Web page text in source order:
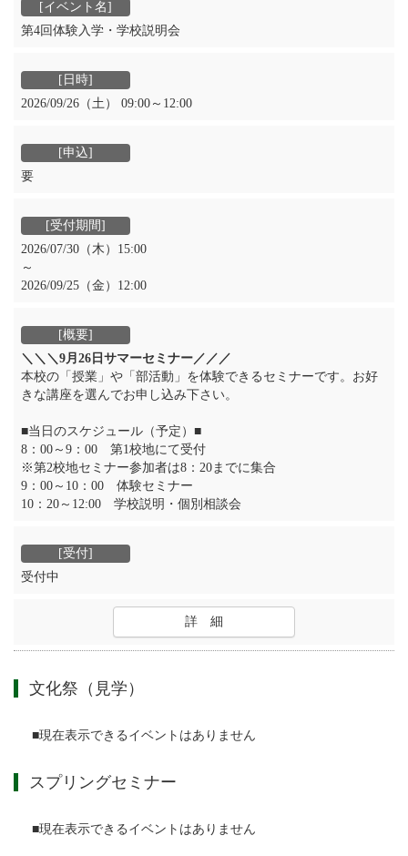
第4回体験入学・学校説明会
2026/09/26（土） 09:00～12:00
要
2026/07/30（木）15:00
～
2026/09/25（金）12:00
＼＼＼9月26日サマーセミナー／／／
本校の「授業」や「部活動」を体験できるセミナーです。お好
きな講座を選んでお申し込み下さい。
■当日のスケジュール（予定）■
8：00～9：00 第1校地にて受付
※第2校地セミナー参加者は8：20までに集合
9：00～10：00 体験セミナー
10：20～12:00 学校説明・個別相談会
受付中
詳 細
文化祭（見学）
■現在表示できるイベントはありません
スプリングセミナー
■現在表示できるイベントはありません